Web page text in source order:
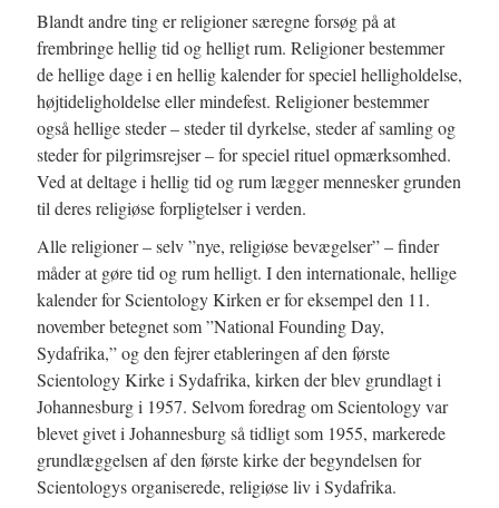
Blandt andre ting er religioner særegne forsøg på at
frembringe hellig tid og helligt rum. Religioner bestemmer
de hellige dage i en hellig kalender for speciel helligholdelse,
højtideligholdelse eller mindefest. Religioner bestemmer
også hellige steder – steder til dyrkelse, steder af samling og
steder for pilgrimsrejser – for speciel rituel opmærksomhed.
Ved at deltage i hellig tid og rum lægger mennesker grunden
til deres religiøse forpligtelser i verden.
Alle religioner – selv ”nye, religiøse bevægelser” – finder
måder at gøre tid og rum helligt. I den internationale, hellige
kalender for Scientology Kirken er for eksempel den 11.
november betegnet som ”National Founding Day,
Sydafrika,” og den fejrer etableringen af den første
Scientology Kirke i Sydafrika, kirken der blev grundlagt i
Johannesburg i 1957. Selvom foredrag om Scientology var
blevet givet i Johannesburg så tidligt som 1955, markerede
grundlæggelsen af den første kirke der begyndelsen for
Scientologys organiserede, religiøse liv i Sydafrika.